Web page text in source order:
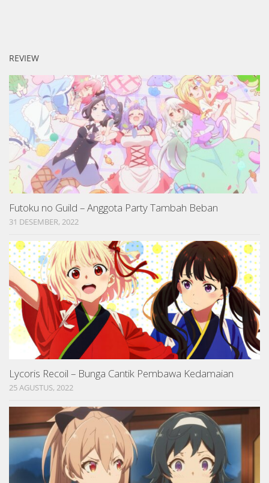
REVIEW
Futoku no Guild – Anggota Party Tambah Beban
31 DESEMBER, 2022
Lycoris Recoil – Bunga Cantik Pembawa Kedamaian
25 AGUSTUS, 2022